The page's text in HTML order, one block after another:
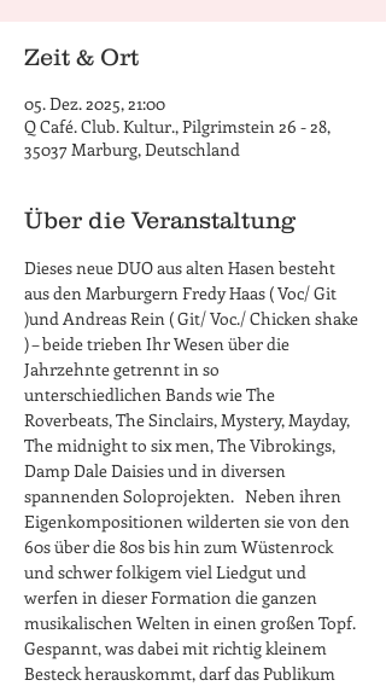
Zeit & Ort
05. Dez. 2025, 21:00
Q Café. Club. Kultur., Pilgrimstein 26 - 28,
35037 Marburg, Deutschland
Über die Veranstaltung
Dieses neue DUO aus alten Hasen besteht
aus den Marburgern Fredy Haas ( Voc/ Git
)und Andreas Rein ( Git/ Voc./ Chicken shake
) – beide trieben Ihr Wesen über die
Jahrzehnte getrennt in so
unterschiedlichen Bands wie The
Roverbeats, The Sinclairs, Mystery, Mayday,
The midnight to six men, The Vibrokings,
Damp Dale Daisies und in diversen
spannenden Soloprojekten.   Neben ihren
Eigenkompositionen wilderten sie von den
60s über die 80s bis hin zum Wüstenrock
und schwer folkigem viel Liedgut und
werfen in dieser Formation die ganzen
musikalischen Welten in einen großen Topf.
Gespannt, was dabei mit richtig kleinem
Besteck herauskommt, darf das Publikum